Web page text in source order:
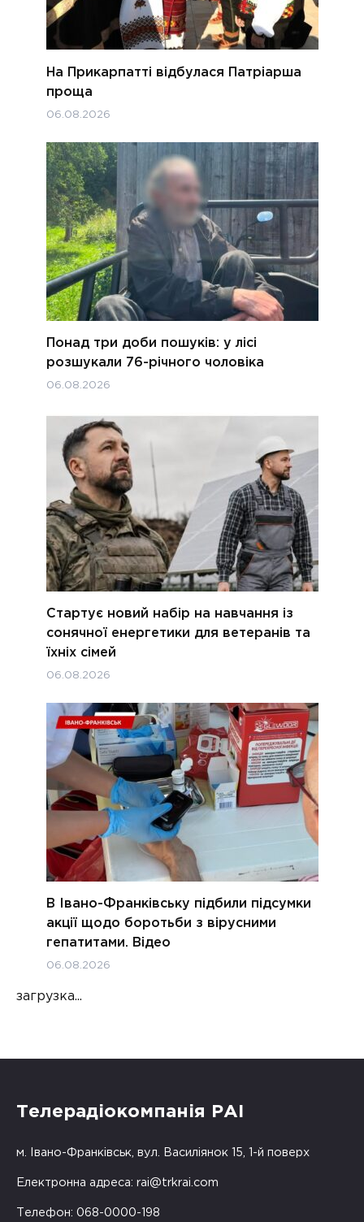
На Прикарпатті відбулася Патріарша
проща
06.08.2026
Понад три доби пошуків: у лісі
розшукали 76-річного чоловіка
06.08.2026
Стартує новий набір на навчання із
сонячної енергетики для ветеранів та
їхніх сімей
06.08.2026
В Івано-Франківську підбили підсумки
акції щодо боротьби з вірусними
гепатитами. Відео
06.08.2026
загрузка...
Телерадіокомпанія РАІ
м. Івано-Франківськ, вул. Василіянок 15, 1-й поверх
Електронна адреса: rai@trkrai.com
Телефон: 068-0000-198